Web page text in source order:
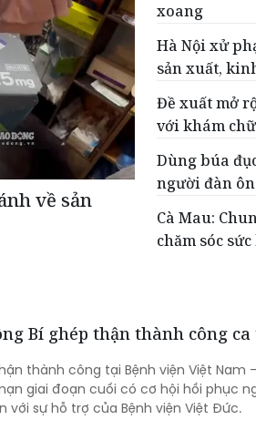
về sản
xoang
Hà Nội xử
sản xuất,
Đề xuất mở
với khám
Dùng búa
người đàn
Cà Mau:
chăm sóc
Bí ghép thận thành công
thành công tại Bệnh viện Việt Nam
giai đoạn cuối có cơ hội hồi phục
với sự hỗ trợ của Bệnh viện Việt Đức.